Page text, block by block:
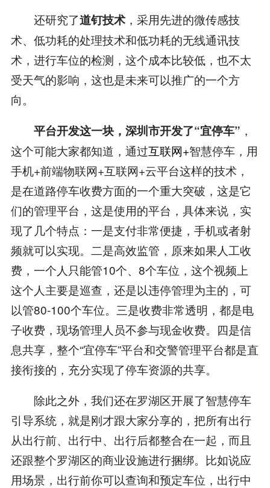
还研究了道钉技术，采用先进的微传感技
术、低功耗的处理技术和低功耗的无线通讯技
术，进行车位的检测，这个成本比较低，也不太
受天气的影响，这也是未来可以推广的一个方
向。
平台开发这一块，深圳市开发了“宜停车” ，
这个可能大家都知道，通过互联网+智慧停车，用
手机+前端物联网+互联网+云平台这样的技术，
是在道路停车收费方面的一个重大突破，这是它
们的管理平台，这是使用的平台，具体来说，实
现了几个特点：一是支付非常便捷，手机或者射
频就可以实现。二是高效监管，原来如果人工收
费，一个人只能管10个、8个车位，这个视频上
这个人主要是巡查，还是以违停管理为主的，可
以管80-100个车位。三是收费非常透明，都是电
子收费，现场管理人员不参与现金收费。四是信
息共享，整个“宜停车”平台和交警管理平台都是直
接衔接的，充分实现了停车资源的共享。
除此之外，我们还在罗湖区开展了智慧停车
引导系统，就是刚才跟大家分享的，把所有出行
从出行前、出行中、出行后都整合在一起，而且
还跟整个罗湖区的商业设施进行捆绑。比如说应
用场景，出行前你可以查询和预定车位，出行中